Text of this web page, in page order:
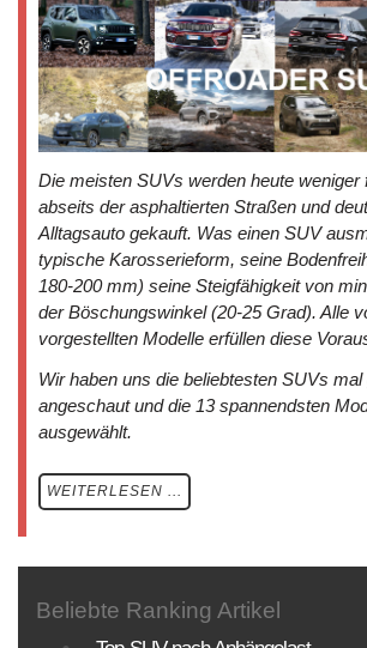
Die meisten SUVs werden heute weniger
abseits der asphaltierten Straßen und
Alltagsauto gekauft. Was einen SUV
typische Karosserieform, seine
180-200 mm) seine Steigfähigkeit von
der Böschungswinkel (20-25 Grad). Alle
vorgestellten Modelle erfüllen diese
Wir haben uns die beliebtesten SUVs mal
angeschaut und die 13 spannendsten
ausgewählt.
WEITERLESEN ...
Beliebte Ranking Artikel